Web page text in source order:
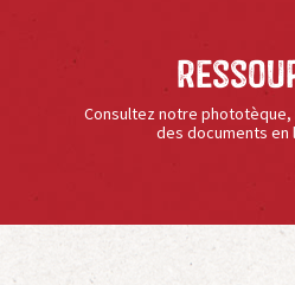
Consultez notre
des documents en